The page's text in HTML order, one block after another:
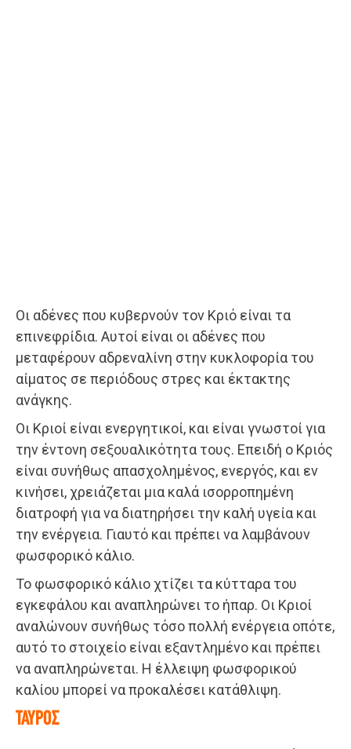
Οι αδένες που κυβερνούν τον Κριό είναι τα
επινεφρίδια. Αυτοί είναι οι αδένες που
μεταφέρουν αδρεναλίνη στην κυκλοφορία του
αίματος σε περιόδους στρες και έκτακτης
ανάγκης.
Οι Κριοί είναι ενεργητικοί, και είναι γνωστοί για
την έντονη σεξουαλικότητα τους. Επειδή ο Κριός
είναι συνήθως απασχολημένος, ενεργός, και εν
κινήσει, χρειάζεται μια καλά ισορροπημένη
διατροφή για να διατηρήσει την καλή υγεία και
την ενέργεια. Γιαυτό και πρέπει να λαμβάνουν
φωσφορικό κάλιο.
Το φωσφορικό κάλιο χτίζει τα κύτταρα του
εγκεφάλου και αναπληρώνει το ήπαρ. Οι Κριοί
αναλώνουν συνήθως τόσο πολλή ενέργεια οπότε,
αυτό το στοιχείο είναι εξαντλημένο και πρέπει
να αναπληρώνεται. Η έλλειψη φωσφορικού
καλίου μπορεί να προκαλέσει κατάθλιψη.
ΤΑΥΡΟΣ